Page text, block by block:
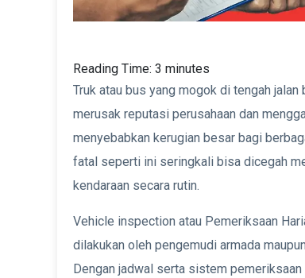
Reading Time: 3 minutes
Truk atau bus yang mogok di tengah
merusak reputasi perusahaan dan
menyebabkan kerugian besar bagi
fatal seperti ini seringkali bisa dicegah
kendaraan secara rutin.
Vehicle inspection atau Pemeriksaan
dilakukan oleh pengemudi armada
Dengan jadwal serta sistem